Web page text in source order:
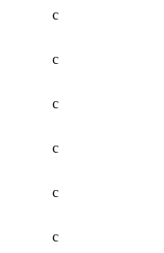
c
c
c
c
c
c